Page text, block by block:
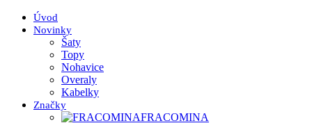
Úvod
Novinky
Šaty
Topy
Nohavice
Overaly
Kabelky
Značky
FRACOMINA